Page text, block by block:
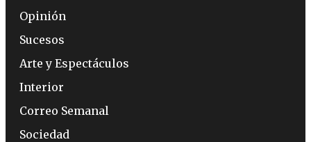
Opinión
Sucesos
Arte y Espectáculos
Interior
Correo Semanal
Sociedad